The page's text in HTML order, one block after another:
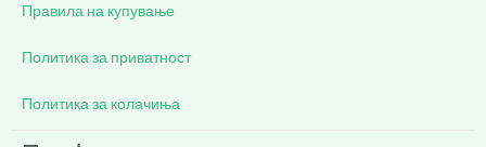
Правила на купување
Политика за приватност
Политика за колачиња